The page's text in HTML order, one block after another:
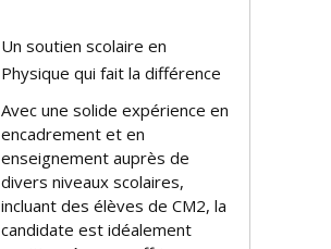
Un soutien scolaire en
Physique qui fait la différence
Avec une solide expérience en
encadrement et en
enseignement auprès de
divers niveaux scolaires,
incluant des élèves de CM2, la
candidate est idéalement